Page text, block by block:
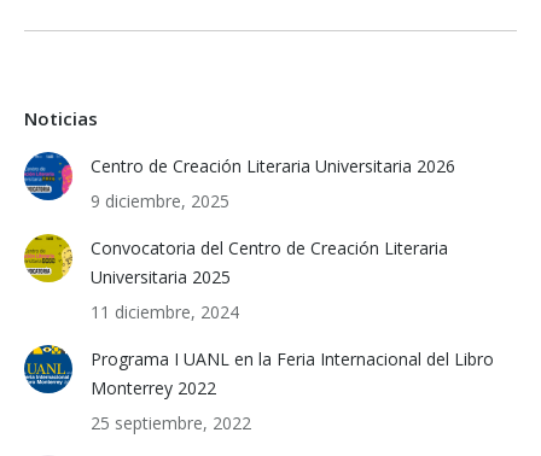
Noticias
Centro de Creación Literaria Universitaria 2026
9 diciembre, 2025
Convocatoria del Centro de Creación Literaria
Universitaria 2025
11 diciembre, 2024
Programa I UANL en la Feria Internacional del Libro
Monterrey 2022
25 septiembre, 2022